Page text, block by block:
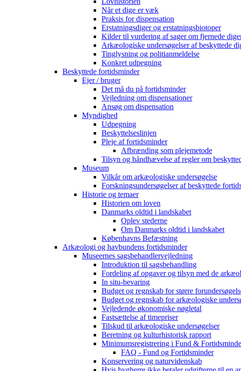
Når et dige er væk
Praksis for dispensation
Erstatningsdiger og erstatningsbiotoper
Kilder til vurdering af sager om fjernede
Arkæologiske undersøgelser af beskyttede
Tinglysning og politianmeldelse
Konkret udpegning
Beskyttede fortidsminder
Ejer / bruger
Det må du på fortidsminder
Vejledning om dispensationer
Ansøg om dispensation
Myndighed
Udpegning
Beskyttelseslinjen
Pleje af fortidsminder
Afbrænding som plejemetode
Tilsyn og håndhævelse af regler om
Museum
Vilkår om arkæologiske undersøgelse
Forskningsundersøgelser af beskyttede
Historie og temaer
Historien om loven
Danmarks oldtid i landskabet
Oplev stederne
Om Danmarks oldtid i landskabet
Københavns Befæstning
Arkæologi og havbundens fortidsminder
Museernes sagsbehandlervejledning
Introduktion til sagsbehandling
Fordeling af opgaver og tilsyn med de
In situ-bevaring
Budget og regnskab for større
Budget og regnskab for arkæologiske
Vejledende økonomiske nøgletal
Fastsættelse af timepriser
Tilskud til arkæologiske undersøgelser
Beretning og kulturhistorisk rapport
Minimumsregistrering i Fund &
FAQ - Fund og Fortidsminder
Konservering og naturvidenskab